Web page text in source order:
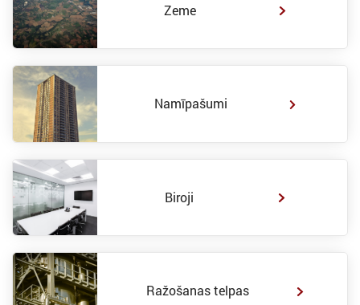
Zeme
Namīpašumi
Biroji
Ražošanas telpas